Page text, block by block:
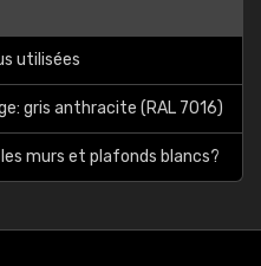
utilisées
gris anthracite (RAL 7016)
murs et plafonds blancs?